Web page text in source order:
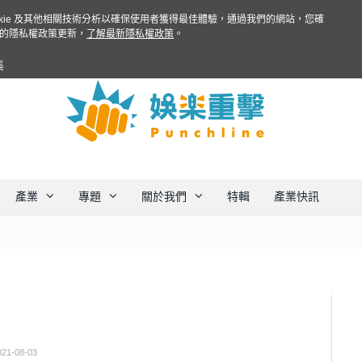
產業 專題 關於我們 特輯 產業快訊
08-03
及其他相關技術分析以確保使用者獲得最佳體驗，通過我們的網站，您確
隱私權政策更新，
了解最新隱私權政策 。